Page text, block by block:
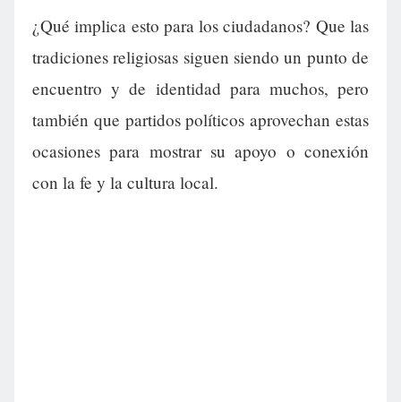
¿Qué implica esto para los ciudadanos? Que las
tradiciones religiosas siguen siendo un punto de
encuentro y de identidad para muchos, pero
también que partidos políticos aprovechan estas
ocasiones para mostrar su apoyo o conexión
con la fe y la cultura local.